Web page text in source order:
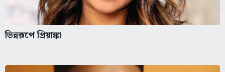
ভিন্নরূপে প্রিয়াঙ্কা